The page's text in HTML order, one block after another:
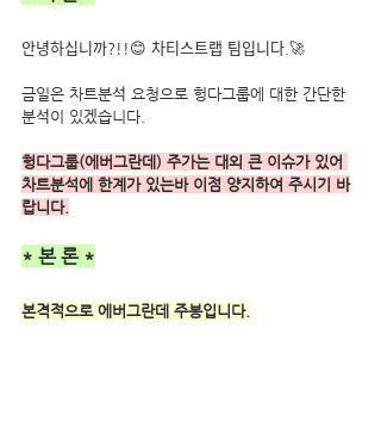
안녕하십니까?!!😊 차티스트랩 팀입니다.🚀
금일은 차트분석 요청으로 헝다그룹에 대한 간단한
분석이 있겠습니다.
헝다그룹(에버그란데) 주가는 대외 큰 이슈가 있어
차트분석에 한계가 있는바 이점 양지하여 주시기 바
랍니다.
* 본 론 *
본격적으로 에버그란데 주봉입니다.